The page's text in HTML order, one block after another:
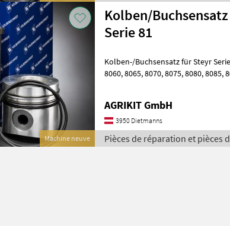
Machine neuve
Kolben/
Serie 81
Kolben-/Buchsensatz für Steyr
8060, 8065, 8070, 8075, 8080, 8085, 8090, 8100, 8110, 8120 & 8130
AGRIKIT GmbH
3950 Dietmanns
Pièces de réparation et pièces